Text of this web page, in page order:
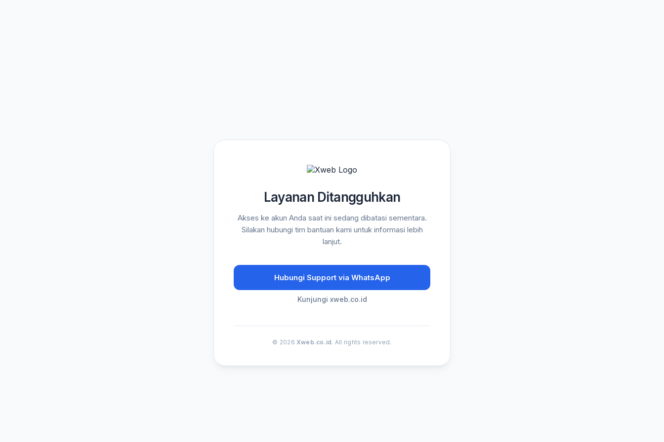
Layanan Ditangguhkan
Akses ke akun Anda saat ini sedang dibatasi sementara.
Silakan hubungi tim bantuan kami untuk informasi lebih
lanjut.
Hubungi Support via WhatsApp
Kunjungi xweb.co.id
© 2026 Xweb.co.id. All rights reserved.